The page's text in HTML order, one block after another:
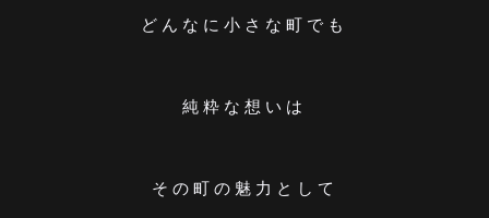
どんなに小さな町でも
純粋な想いは
その町の魅力として